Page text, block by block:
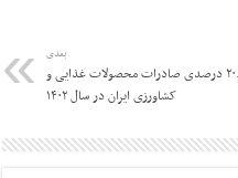
بعدی
رشد ۲۰.۵ درصدی صادرات محصولات غذایی و
کشاورزی ایران در سال ۱۴۰۲